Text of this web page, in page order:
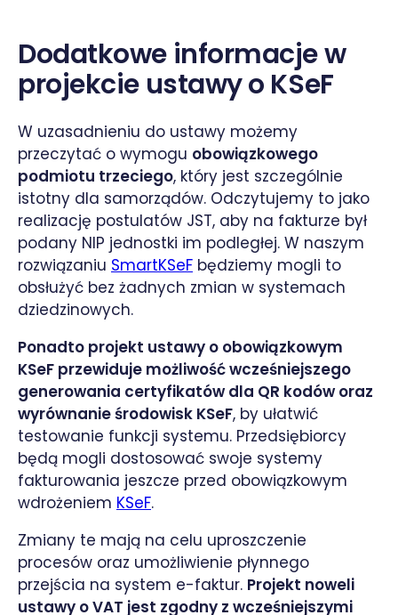
Dodatkowe informacje w
projekcie ustawy o KSeF
W uzasadnieniu do ustawy możemy
przeczytać o wymogu obowiązkowego
podmiotu trzeciego, który jest szczególnie
istotny dla samorządów. Odczytujemy to jako
realizację postulatów JST, aby na fakturze był
podany NIP jednostki im podległej. W naszym
rozwiązaniu SmartKSeF będziemy mogli to
obsłużyć bez żadnych zmian w systemach
dziedzinowych.
Ponadto projekt ustawy o obowiązkowym
KSeF przewiduje możliwość wcześniejszego
generowania certyfikatów dla QR kodów oraz
wyrównanie środowisk KSeF, by ułatwić
testowanie funkcji systemu. Przedsiębiorcy
będą mogli dostosować swoje systemy
fakturowania jeszcze przed obowiązkowym
wdrożeniem KSeF.
Zmiany te mają na celu uproszczenie
procesów oraz umożliwienie płynnego
przejścia na system e-faktur. Projekt noweli
ustawy o VAT jest zgodny z wcześniejszymi